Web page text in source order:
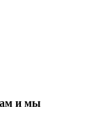
и мы